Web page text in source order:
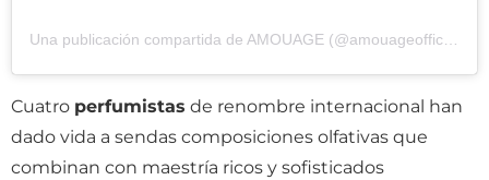
Cuatro perfumistas de renombre internacional han
dado vida a sendas composiciones olfativas que
combinan con maestría ricos y sofisticados